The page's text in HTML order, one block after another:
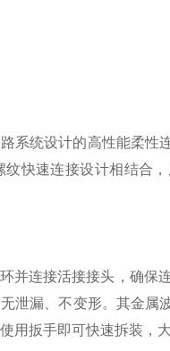
系统设计的高性能柔
快速连接设计相结合
连接活接接头，确保
泄漏、不变形。其金
用扳手即可快速拆装，